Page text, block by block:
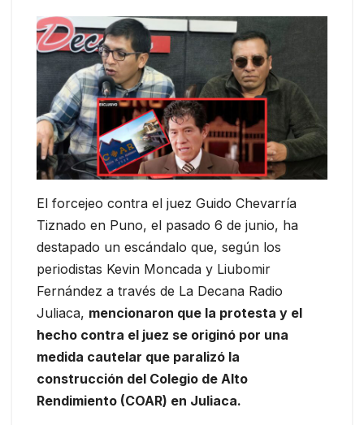
El forcejeo contra el juez Guido Chevarría
Tiznado en Puno, el pasado 6 de junio, ha
destapado un escándalo que, según los
periodistas Kevin Moncada y Liubomir
Fernández a través de La Decana Radio
Juliaca, mencionaron que la protesta y el
hecho contra el juez se originó por una
medida cautelar que paralizó la
construcción del Colegio de Alto
Rendimiento (COAR) en Juliaca.